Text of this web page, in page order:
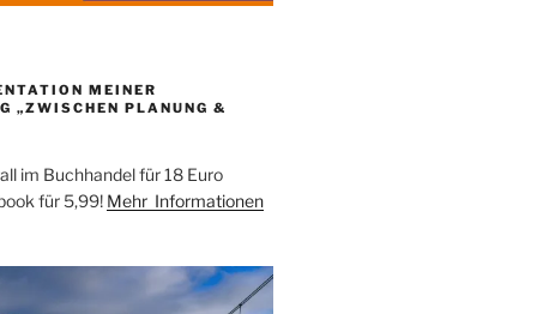
MEINER
„ZWISCHEN PLANUNG &
im Buchhandel für 18 Euro
für 5,99! Mehr Informationen